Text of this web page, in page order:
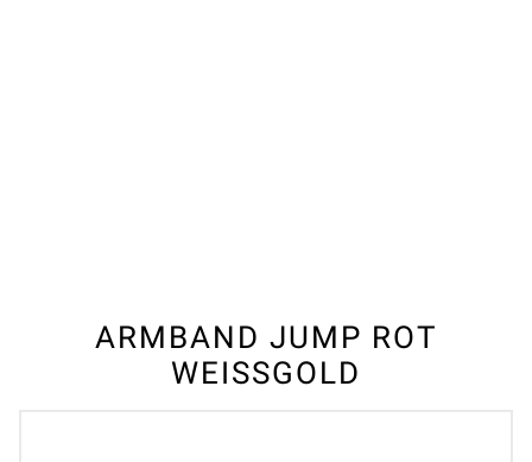
ARMBAND JUMP ROT
WEISSGOLD